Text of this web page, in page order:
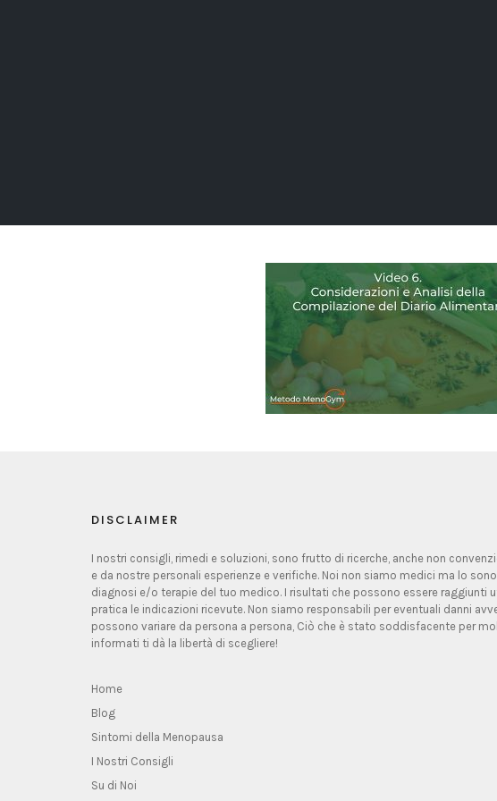
DISCLAIMER
I nostri consigli, rimedi e soluzioni, sono frutto di ricerche, anche non
e da nostre personali esperienze e verifiche. Noi non siamo medici ma lo
diagnosi e/o terapie del tuo medico. I risultati che possono essere raggiunti
pratica le indicazioni ricevute. Non siamo responsabili per eventuali danni
possono variare da persona a persona, Ciò che è stato soddisfacente per
informati ti dà la libertà di scegliere!
Home
Blog
Sintomi della Menopausa
I Nostri Consigli
Su di Noi